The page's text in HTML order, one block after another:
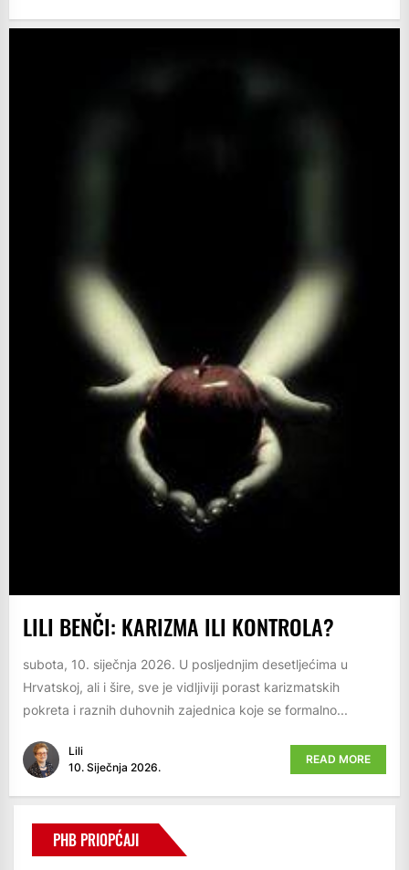
LILI BENČI: KARIZMA ILI KONTROLA?
subota, 10. siječnja 2026. U posljednjim desetljećima u
Hrvatskoj, ali i šire, sve je vidljiviji porast karizmatskih
pokreta i raznih duhovnih zajednica koje se formalno...
Lili
10. Siječnja 2026.
READ MORE
PHB PRIOPĆAJI